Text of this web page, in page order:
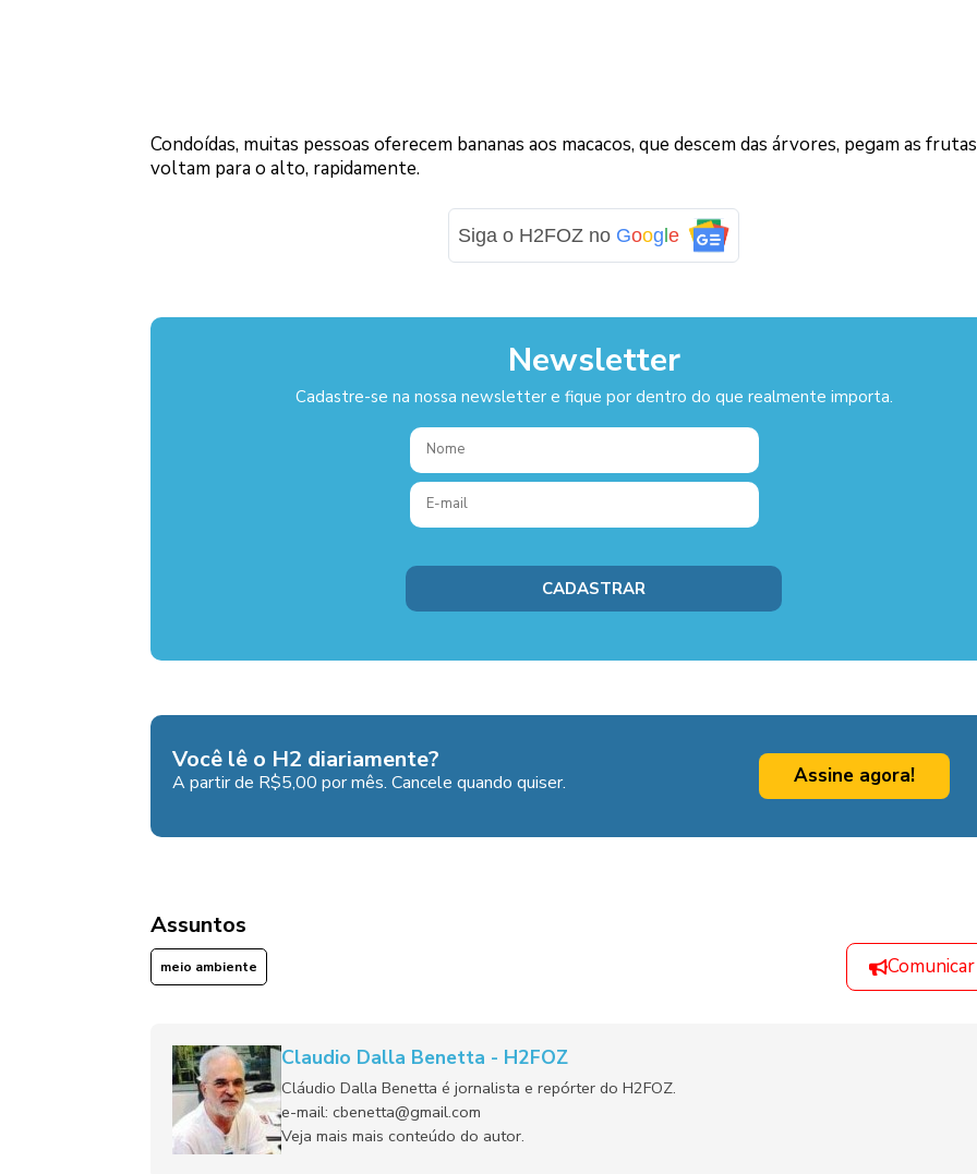
Condoídas, muitas pessoas oferecem bananas aos macacos, que descem das árvores, pegam as
voltam para o alto, rapidamente.
Siga o H2FOZ no Goog le
Newsletter
Cadastre-se na nossa newsletter e fique por dentro do que realmente importa.
Você lê o H2 diariamente?
A partir de R$5,00 por mês. Cancele quando quiser. Assine agora!
Assuntos
meio ambiente
Claudio Dalla Benetta - H2FOZ
Cláudio Dalla Benetta é jornalista e repórter do H2FOZ.
e-mail: cbenetta@gmail.com
Veja mais mais conteúdo do autor.